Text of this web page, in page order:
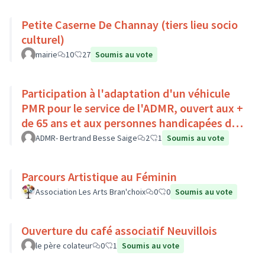
Petite Caserne De Channay (tiers lieu socio
culturel)
mairie 10 27 Soumis au vote
Participation à l'adaptation d'un véhicule
PMR pour le service de l'ADMR, ouvert aux +
de 65 ans et aux personnes handicapées du
Pays Loire-Touraine.
ADMR- Bertrand Besse Saige 2 1 Soumis au vote
Parcours Artistique au Féminin
Association Les Arts Bran'choix 0 0 Soumis au vote
Ouverture du café associatif Neuvillois
le père colateur 0 1 Soumis au vote